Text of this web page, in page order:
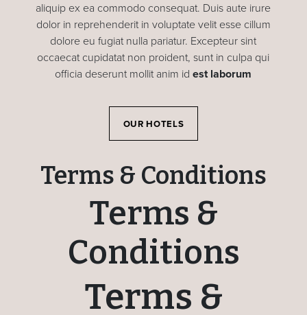
aliquip ex ea commodo consequat. Duis aute irure
dolor in reprehenderit in voluptate velit esse cillum
dolore eu fugiat nulla pariatur. Excepteur sint
occaecat cupidatat non proident, sunt in culpa qui
officia deserunt mollit anim idest laborum
OUR HOTELS
Terms & Conditions
Terms &
Conditions
Terms &